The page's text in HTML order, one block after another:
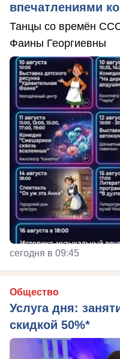
впечатлениями
Танцы со времён
Фаины Георгиевны
сегодня в 09:45
Общество
Услуга дня:
скидкой 50%*